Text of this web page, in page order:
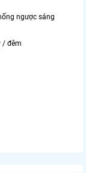
ngược sáng
/ đêm